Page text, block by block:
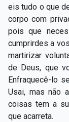
eis tudo o que
corpo com
pois que
cumprirdes a
martirizar
de Deus, que
Enfraquecê-lo
Usai, mas não
coisas tem a
que acarreta.